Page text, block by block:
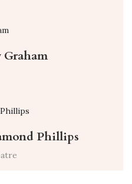
Phillips